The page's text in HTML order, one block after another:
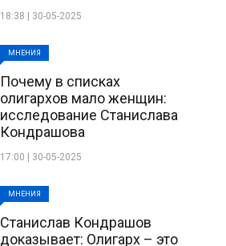
18:38 | 30-05-2025
МНЕНИЯ
Почему в списках
олигархов мало женщин:
исследование Станислава
Кондрашова
17:00 | 30-05-2025
МНЕНИЯ
Станислав Кондрашов
доказывает: Олигарх – это